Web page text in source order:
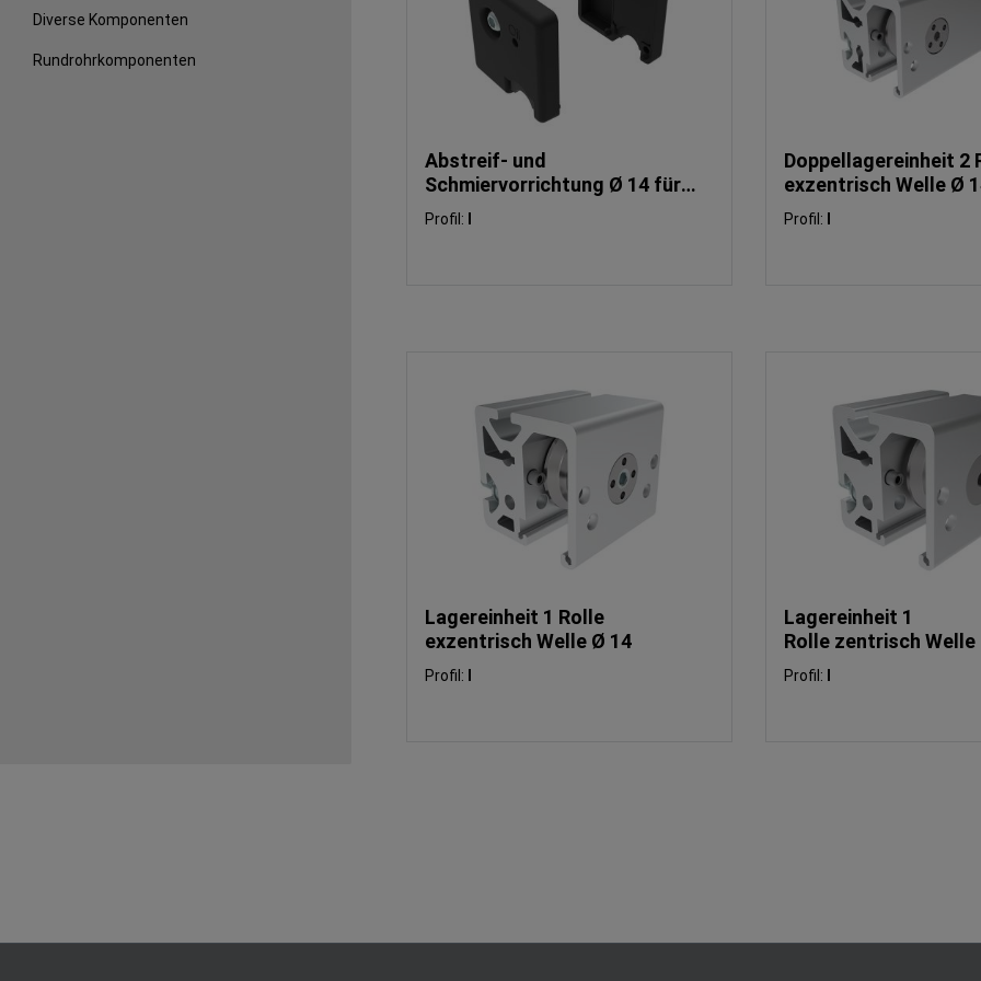
Diverse Komponenten
Rundrohrkomponenten
Abstreif- und
Schmiervorrichtung Ø 14 für
Laufrollenprofil I Nut 8 (Set)
Profil:
Doppellagereinheit 2
exzentrisch Welle Ø
Profil:
Lagereinheit 1 Rolle
exzentrisch Welle Ø 14
Profil:
Lagereinheit 1
Rolle zentrisch Welle
Profil: